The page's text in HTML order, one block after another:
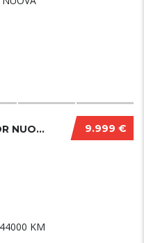
9.999 €
FIAT 500L 1.4 GPL 2018 MIRROR NUOVA